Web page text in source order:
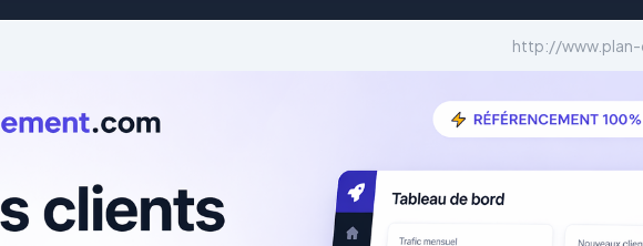
http://